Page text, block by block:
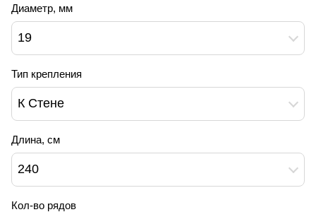
Диаметр, мм
19
Тип крепления
К Стене
Длина, см
240
Кол-во рядов